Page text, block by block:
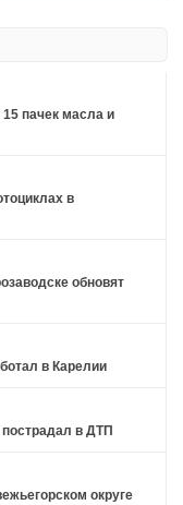
пачек масла и
в
обновят
в Карелии
в ДТП
округе